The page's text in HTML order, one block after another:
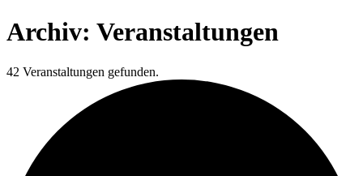
Archiv: Veranstaltungen
42 Veranstaltungen gefunden.